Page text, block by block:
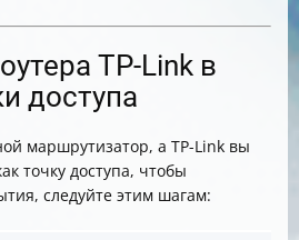
TP-Link в
доступа
маршрутизатор, а TP-Link вы
точку доступа, чтобы
следуйте этим шагам: